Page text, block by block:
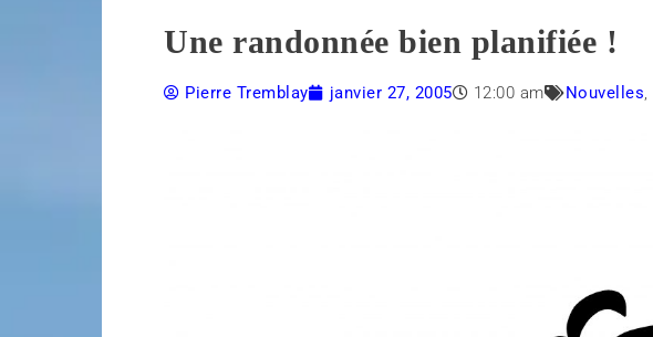
Une randonnée bien planifiée !
Pierre Tremblay janvier 27, 2005 12:00 am Nouvelles,